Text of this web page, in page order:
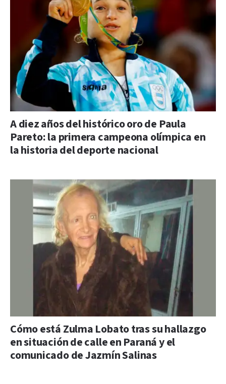
A diez años del histórico oro de Paula
Pareto: la primera campeona olímpica en
la historia del deporte nacional
Cómo está Zulma Lobato tras su hallazgo
en situación de calle en Paraná y el
comunicado de Jazmín Salinas